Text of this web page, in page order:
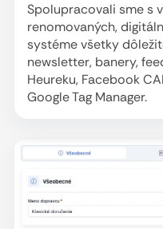
Spolupracovali sme s
renomovaných,
systéme všetky
newsletter, banery,
Heureku, Facebook
Google Tag Manager.